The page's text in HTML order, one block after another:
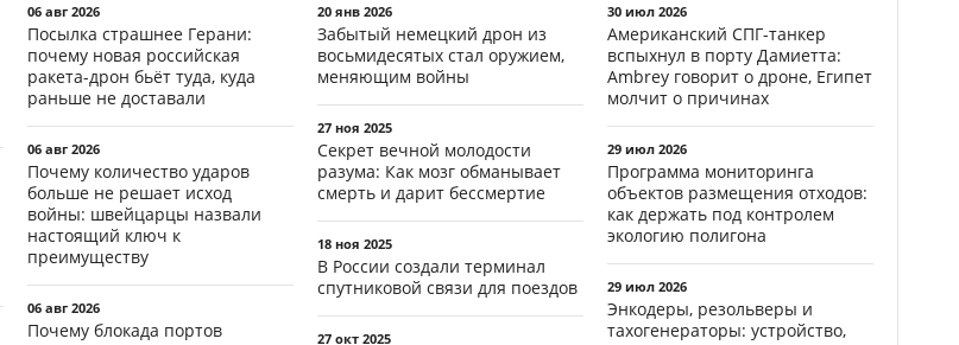
06 авг 2026
Посылка страшнее Герани:
почему новая российская
ракета-дрон бьёт туда, куда
раньше не доставали
06 авг 2026
Почему количество ударов
больше не решает исход
войны: швейцарцы назвали
настоящий ключ к
преимуществу
06 авг 2026
Почему блокада портов
20 янв 2026
Забытый немецкий дрон из
восьмидесятых стал оружием,
меняющим войны
27 ноя 2025
Секрет вечной молодости
разума: Как мозг обманывает
смерть и дарит бессмертие
18 ноя 2025
В России создали терминал
спутниковой связи для поездов
27 окт 2025
30 июл 2026
Американский СПГ-танкер
вспыхнул в порту Дамиетта:
Ambrey говорит о дроне, Египет
молчит о причинах
29 июл 2026
Программа мониторинга
объектов размещения отходов:
как держать под контролем
экологию полигона
29 июл 2026
Энкодеры, резольверы и
тахогенераторы: устройство,